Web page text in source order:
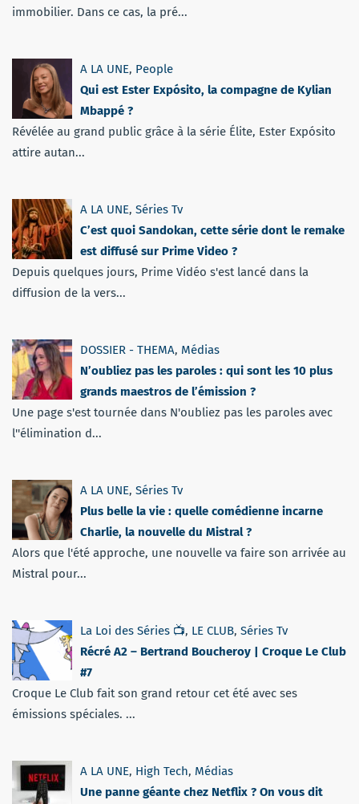
immobilier. Dans ce cas, la pré...
A LA UNE, People
Qui est Ester Expósito, la compagne de Kylian
Mbappé ?
Révélée au grand public grâce à la série Élite, Ester Expósito
attire autan...
A LA UNE, Séries Tv
C’est quoi Sandokan, cette série dont le remake
est diffusé sur Prime Video ?
Depuis quelques jours, Prime Vidéo s'est lancé dans la
diffusion de la vers...
DOSSIER - THEMA, Médias
N’oubliez pas les paroles : qui sont les 10 plus
grands maestros de l’émission ?
Une page s'est tournée dans N'oubliez pas les paroles avec
l''élimination d...
A LA UNE, Séries Tv
Plus belle la vie : quelle comédienne incarne
Charlie, la nouvelle du Mistral ?
Alors que l'été approche, une nouvelle va faire son arrivée au
Mistral pour...
La Loi des Séries 📺, LE CLUB, Séries Tv
Récré A2 – Bertrand Boucheroy | Croque Le Club
#7
Croque Le Club fait son grand retour cet été avec ses
émissions spéciales. ...
A LA UNE, High Tech, Médias
Une panne géante chez Netflix ? On vous dit